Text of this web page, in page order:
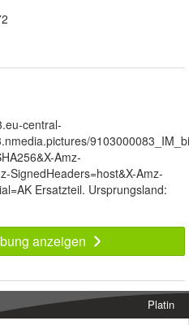
central-
Amz-
SignedHeaders=host&X-Amz-
Ersatzteil. Ursprungsland:
anzeigen
Platin